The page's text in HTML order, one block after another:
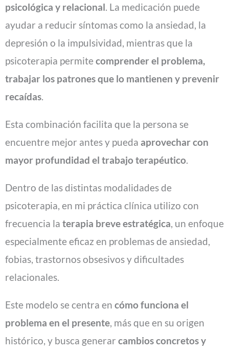
psicológica y relacional . La medicación puede
ayudar a reducir síntomas como la ansiedad, la
depresión o la impulsividad, mientras que la
psicoterapia permite comprender el problema,
trabajar los patrones que lo mantienen y prevenir
recaídas
Esta combinación facilita que la persona se
encuentre mejor antes y pueda aprovechar con
mayor profundidad el trabajo terapéutico.
Dentro de las distintas modalidades de
psicoterapia, en mi práctica clínica utilizo con
frecuencia la terapia breve estratégica, un enfoque
especialmente eficaz en problemas de ansiedad,
fobias, trastornos obsesivos y dificultades
relacionales.
Este modelo se centra en cómo funciona el
problema en el presente, más que en su origen
histórico, y busca generar cambios concretos y